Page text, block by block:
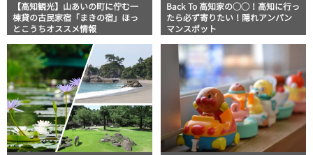
【高知観光】山あいの町に佇む一
棟貸の古民家宿「まきの宿」ほっ
とこうちオススメ情報
Back To 高知家の◯◯！高知に行っ
たら必ず寄りたい！隠れアンパン
マンスポット